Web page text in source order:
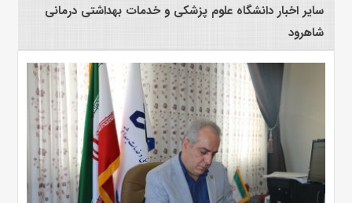
سایر اخبار دانشگاه علوم پزشکی و خدمات بهداشتی درمانی
شاهرود